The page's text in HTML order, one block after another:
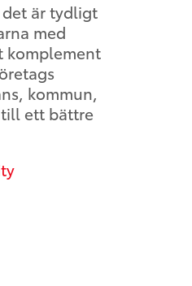
är tydligt
med
komplement
kommun,
ett bättre